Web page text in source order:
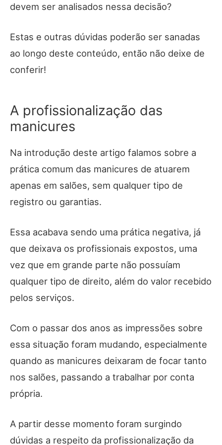
devem ser analisados nessa decisão?
Estas e outras dúvidas poderão ser sanadas
ao longo deste conteúdo, então não deixe de
conferir!
A profissionalização das
manicures
Na introdução deste artigo falamos sobre a
prática comum das manicures de atuarem
apenas em salões, sem qualquer tipo de
registro ou garantias.
Essa acabava sendo uma prática negativa, já
que deixava os profissionais expostos, uma
vez que em grande parte não possuíam
qualquer tipo de direito, além do valor recebido
pelos serviços.
Com o passar dos anos as impressões sobre
essa situação foram mudando, especialmente
quando as manicures deixaram de focar tanto
nos salões, passando a trabalhar por conta
própria.
A partir desse momento foram surgindo
dúvidas a respeito da profissionalização da